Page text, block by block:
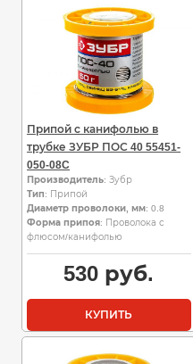
Припой с канифолью в
трубке ЗУБР ПОС 40 55451-
050-08C
Производитель: Зубр
Тип: Припой
Диаметр проволоки, мм: 0.8
Форма припоя: Проволока с
флюсом/канифолью
530 руб.
КУПИТЬ